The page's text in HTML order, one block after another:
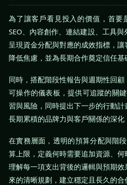
為了讓客戶看見投入的價值，首
SEO、內容創作、連結建設、工具
呈現資金分配與對應的成效指標，
降低焦慮，並為長期合作奠定信任基
同時，搭配階段性報告與週期性回
可操作的儀表板，提供可追蹤的關
習與風險，同時提出下一步的行動
長期累積的品牌力與客戶關係的深
在實務層面，透明的預算分配與階
算上限，定義何時需要追加資源、
理解每一項支出背後的邏輯與預期
來的清晰規劃，建立穩定且長久的合